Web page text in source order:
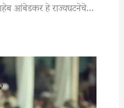
आंबेडकर हे राज्यघटनेचे…